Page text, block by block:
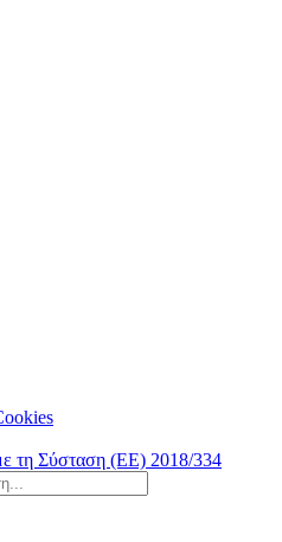
τη Σύσταση (ΕΕ) 2018/334